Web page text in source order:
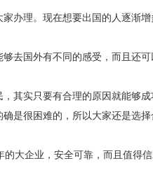
办理。现在想要出国的人逐渐
去国外有不同的感受，而且还
其实只要有合理的原因就能够
是很困难的，所以大家还是选
大企业，安全可靠，而且值得